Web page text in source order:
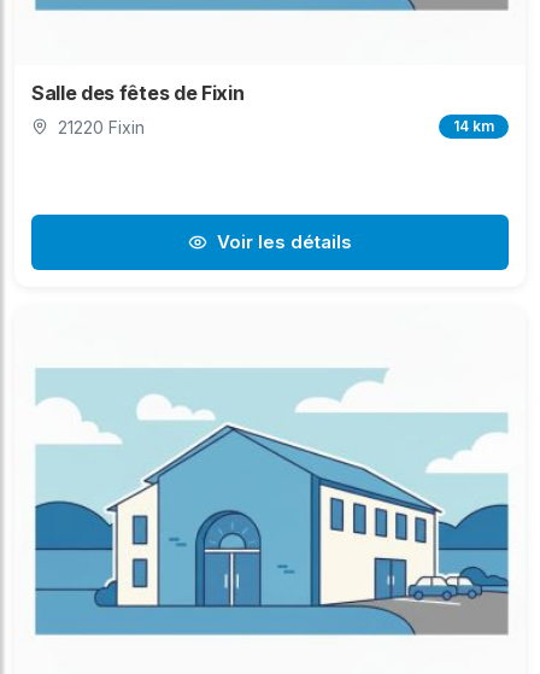
Salle des fêtes de Fixin
21220 Fixin 14 km
Voir les détails